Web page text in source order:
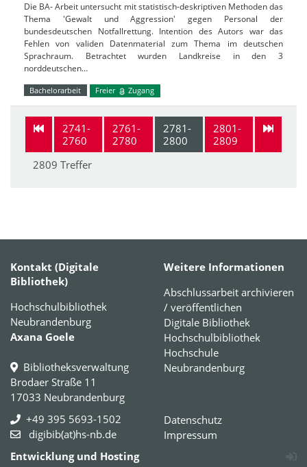
Die BA- Arbeit untersucht mit statistisch-deskriptiven Methoden das
Thema 'Gewalt und Aggression' gegen Personal der
bundesdeutschen Notfallrettung. Intention des Autors war das
Fehlen von validen Datenmaterial zum Thema im deutschen
Sprachraum. Betrachtet wurden Landkreise in den 3
norddeutschen…
Bachelorarbeit Freier Zugang
2741-
2760
2761-
2780
2781-
2800
2801-
2809
2809 Treffer
Kontakt (Digitale
Bibliothek)
Hochschulbibliothek
Neubrandenburg
Axana Goele
Bibliotheksverwaltung
Brodaer Straße 11
17033 Neubrandenburg
+49 395 5693-1502
digibib(at)hs-nb.de
Weitere Informationen
Abschlussarbeit archivieren
/ veröffentlichen
Digitale Bibliothek
Hochschulbibliothek
Hochschule
Neubrandenburg
Datenschutz
Impressum
Entwicklung und Hosting